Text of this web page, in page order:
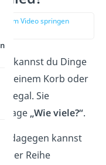
im Video springen
kannst du Dinge
in einem Korb oder
Regal. Sie
Frage „Wie viele?“.
dagegen kannst
Reihe